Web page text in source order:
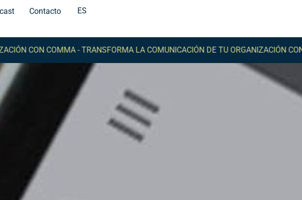
Contacto ES
CON COMMA -TRANSFORMA LA COMUNICACIÓN DE TU ORGANIZACIÓN CON